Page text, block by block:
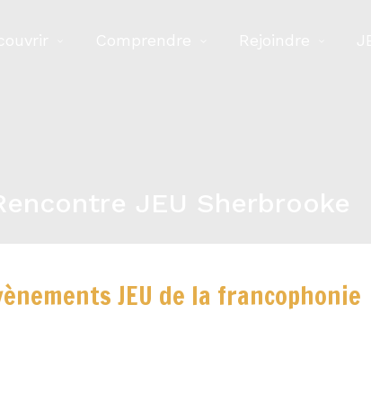
JEU de la francophonie